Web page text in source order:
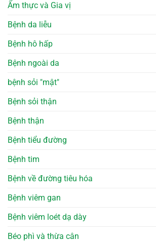
Ẩm thực và Gia vị
Bệnh da liễu
Bệnh hô hấp
Bệnh ngoài da
bệnh sỏi "mật"
Bệnh sỏi thận
Bệnh thận
Bệnh tiểu đường
Bệnh tim
Bệnh về đường tiêu hóa
Bệnh viêm gan
Bệnh viêm loét dạ dày
Béo phì và thừa cân